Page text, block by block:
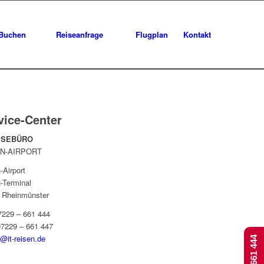
Reiseanfrage Flugplan Kontakt
Center
AIRPORT
Airport
– 661 444
– 661 447
reisen.de